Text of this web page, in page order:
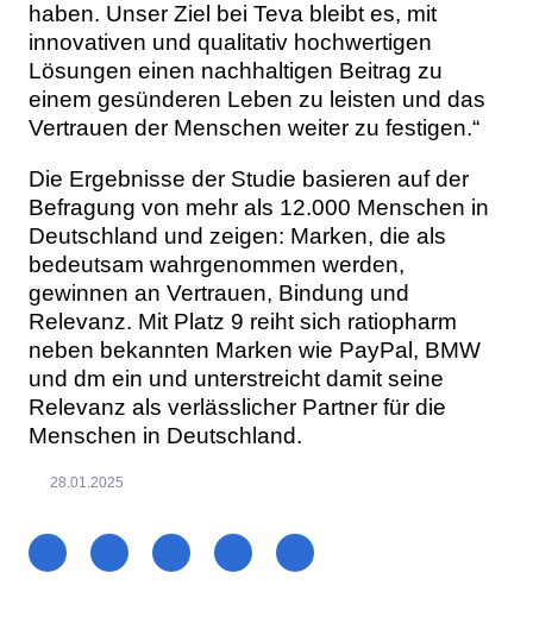
haben. Unser Ziel bei Teva bleibt es, mit
innovativen und qualitativ hochwertigen
Lösungen einen nachhaltigen Beitrag zu
einem gesünderen Leben zu leisten und das
Vertrauen der Menschen weiter zu festigen.“
Die Ergebnisse der Studie basieren auf der
Befragung von mehr als 12.000 Menschen in
Deutschland und zeigen: Marken, die als
bedeutsam wahrgenommen werden,
gewinnen an Vertrauen, Bindung und
Relevanz. Mit Platz 9 reiht sich ratiopharm
neben bekannten Marken wie PayPal, BMW
und dm ein und unterstreicht damit seine
Relevanz als verlässlicher Partner für die
Menschen in Deutschland.
28.01.2025